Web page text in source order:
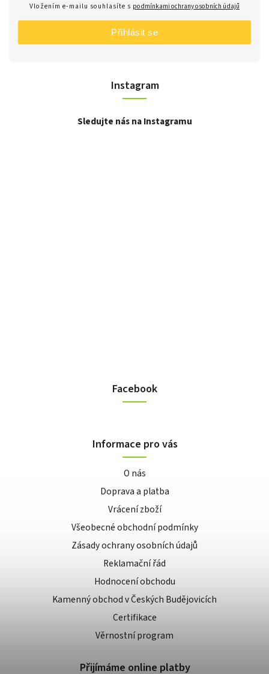
Instagram
Sledujte nás na Instagramu
Vložením e-mailu souhlasíte s podmínkami ochrany osobních údajů
Přihlásit se
Facebook
Informace pro vás
O nás
Doprava a platba
Vrácení zboží
Všeobecné obchodní podmínky
Zásady ochrany osobních údajů
Reklamační řád
Hodnocení obchodu
Kamenný obchod v Českých Budějovicích
Certifikace
Věrnostní program
Přijímáme online platby